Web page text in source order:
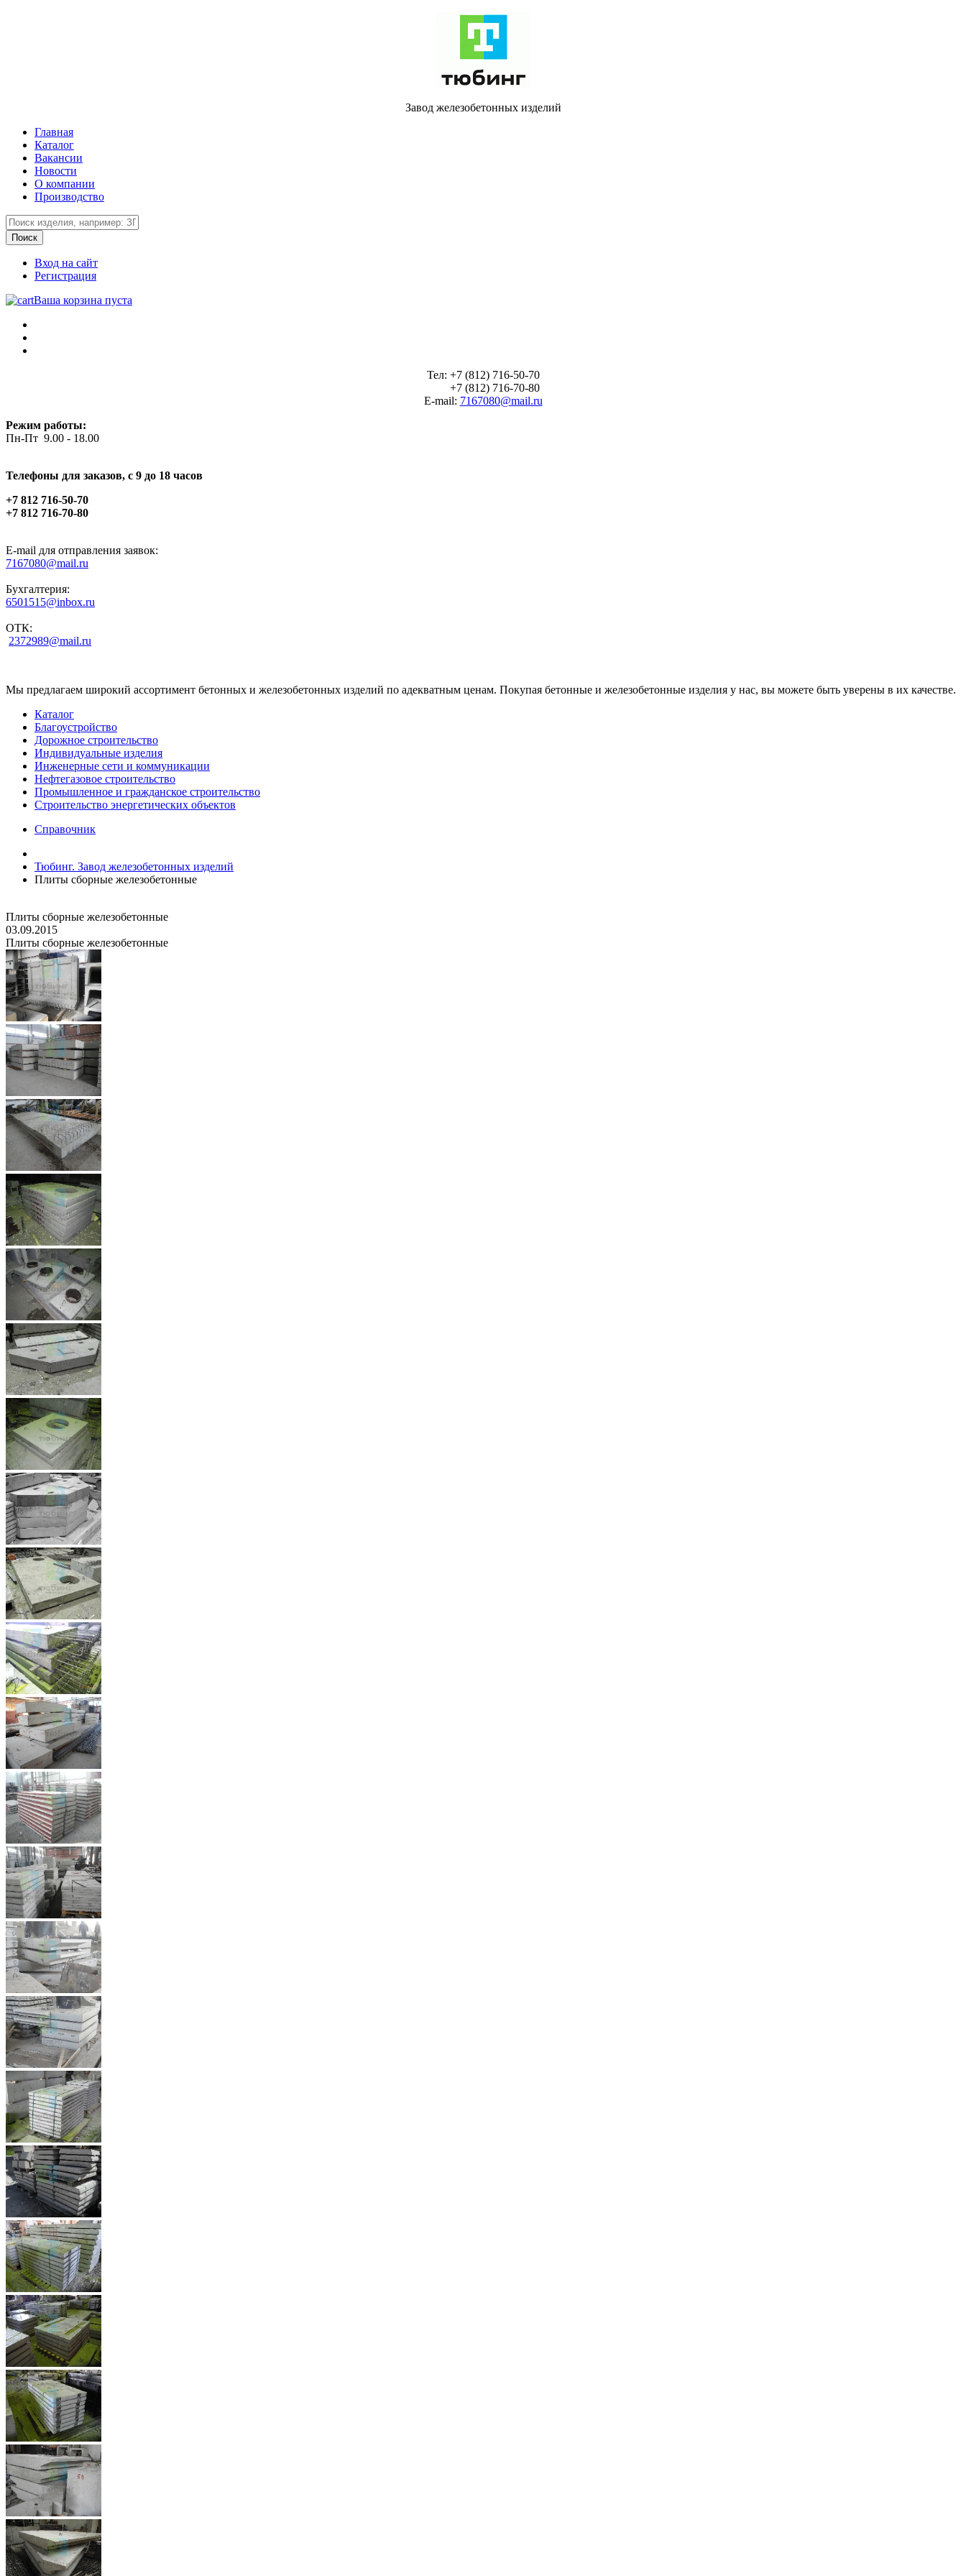
Завод железобетонных изделий
Главная
Каталог
Вакансии
Новости
О компании
Производство
Вход на сайт
Регистрация
Ваша корзина пуста
Тел: +7 (812) 716-50-70
+7 (812) 716-70-80
E-mail: 7167080@mail.ru
Режим работы:
Пн-Пт 9.00 - 18.00
Телефоны для заказов, c 9 до 18 часов
+7 812 716-50-70
+7 812 716-70-80
E-mail для отправления заявок:
7167080@mail.ru
Бухгалтерия:
6501515@inbox.ru
ОТК:
2372989@mail.ru
Мы предлагаем широкий ассортимент бетонных и железобетонных изделий по адекватным ценам. Покупая бетонные и железобетонные изделия у нас, вы можете быть уверены в их качестве.
Каталог
Благоустройство
Дорожное строительство
Индивидуальные изделия
Инженерные сети и коммуникации
Нефтегазовое строительство
Промышленное и гражданское строительство
Строительство энергетических объектов
Справочник
Тюбинг. Завод железобетонных изделий
Плиты сборные железобетонные
Плиты сборные железобетонные
03.09.2015
Плиты сборные железобетонные